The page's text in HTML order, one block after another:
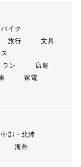
イク
旅行
文具
ラン
店舗
家電
中部・北陸
海外